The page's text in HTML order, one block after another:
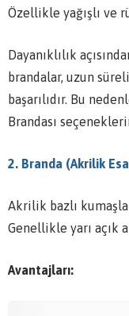
Özellikle yağışlı ve
Dayanıklılık
brandalar, uzun
başarılıdır. Bu
Brandası
2. Branda (Akrilik
Akrilik bazlı
Genellikle yarı açık
Avantajları: